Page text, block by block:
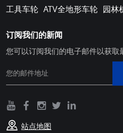
工具车轮 ATV全地形车轮 园林
订阅我们的新闻
您可以订阅我们的电子邮件以获取
站点地图